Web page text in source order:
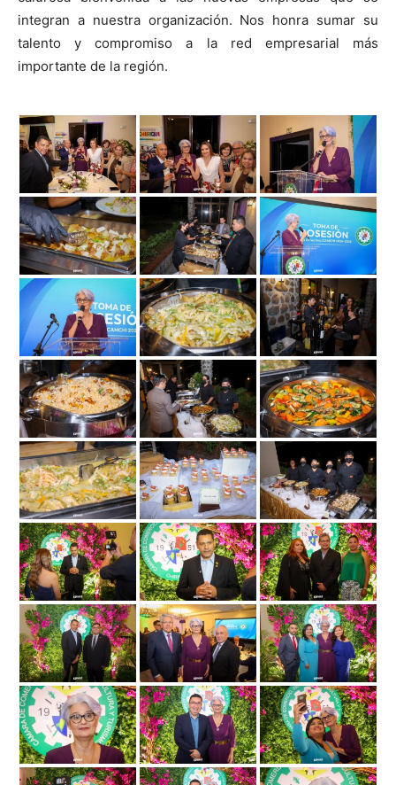
integran a nuestra organización. Nos honra sumar su
talento y compromiso a la red empresarial más
importante de la región.